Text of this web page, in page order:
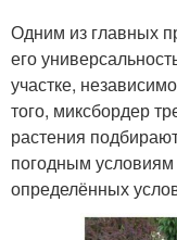
Одним из главных
его
участке,
того, миксбордер
растения
погодным условиям
определённых